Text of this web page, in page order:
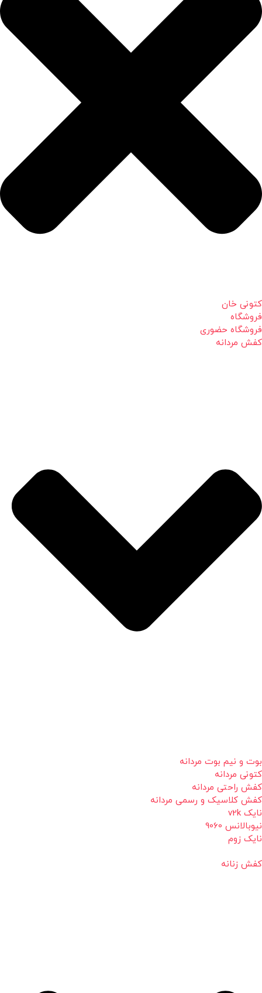
کتونی خان
فروشگاه
فروشگاه حضوری
کفش مردانه
بوت و نیم بوت مردانه
کتونی مردانه
کفش راحتی مردانه
کفش کلاسیک و رسمی مردانه
نایک v2k
نیوبالانس 9060
نایک زوم
کفش زنانه